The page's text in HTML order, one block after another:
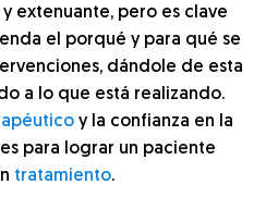
extenuante, pero es clave
el porqué y para qué se
dándole de esta
a lo que está realizando.
y la confianza en la
para lograr un paciente
tratamiento.